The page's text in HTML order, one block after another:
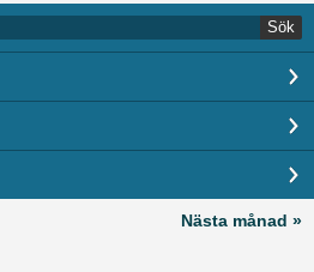
Sök
Nästa månad »